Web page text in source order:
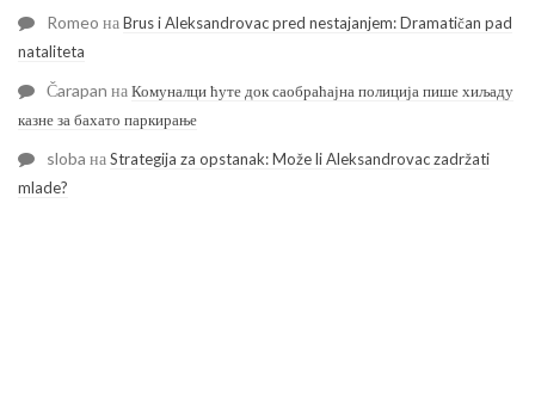
Romeo наBrus i Aleksandrovac pred nestajanjem: Dramatičan pad
nataliteta
Čarapan наКомуналци ћуте док саобраћајна полиција пише хиљаду
казне за бахато паркирање
sloba наStrategija za opstanak: Može li Aleksandrovac zadržati
mlade?